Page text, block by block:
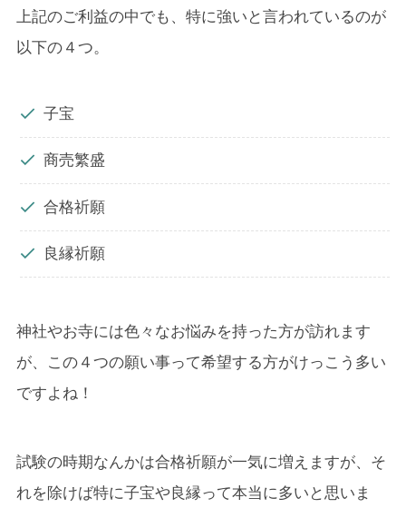
上記のご利益の中でも、特に強いと言われているのが
以下の４つ。
子宝
商売繁盛
合格祈願
良縁祈願
神社やお寺には色々なお悩みを持った方が訪れます
が、この４つの願い事って希望する方がけっこう多い
ですよね！
試験の時期なんかは合格祈願が一気に増えますが、そ
れを除けば特に子宝や良縁って本当に多いと思いま